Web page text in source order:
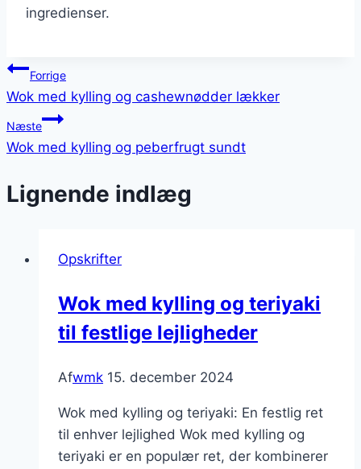
ingredienser.
Indlægsnavigation
Forrige
Wok med kylling og cashewnødder lækker
Næste
Wok med kylling og peberfrugt sundt
Lignende indlæg
Opskrifter
Wok med kylling og teriyaki
til festlige lejligheder
Afwmk 15. december 2024
Wok med kylling og teriyaki: En festlig ret
til enhver lejlighed Wok med kylling og
teriyaki er en populær ret, der kombinerer